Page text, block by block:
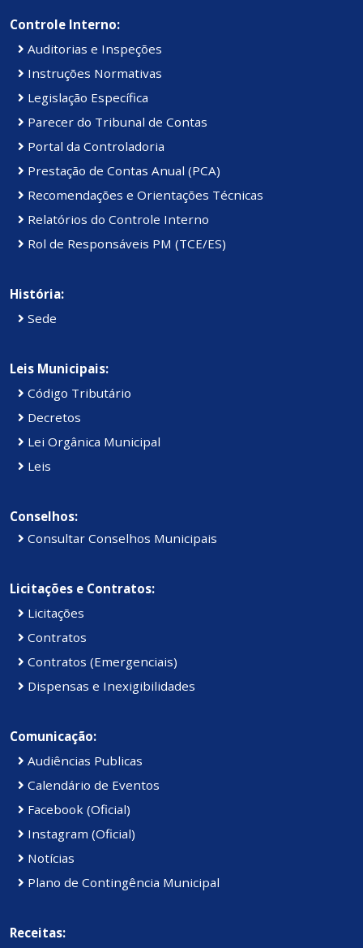
Controle Interno:
Auditorias e Inspeções
Instruções Normativas
Legislação Específica
Parecer do Tribunal de Contas
Portal da Controladoria
Prestação de Contas Anual (PCA)
Recomendações e Orientações Técnicas
Relatórios do Controle Interno
Rol de Responsáveis PM (TCE/ES)
História:
Sede
Leis Municipais:
Código Tributário
Decretos
Lei Orgânica Municipal
Leis
Conselhos:
Consultar Conselhos Municipais
Licitações e Contratos:
Licitações
Contratos
Contratos (Emergenciais)
Dispensas e Inexigibilidades
Comunicação:
Audiências Publicas
Calendário de Eventos
Facebook (Oficial)
Instagram (Oficial)
Notícias
Plano de Contingência Municipal
Receitas: